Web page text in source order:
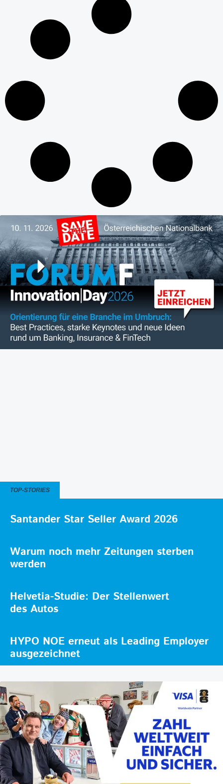
TOP-STORIES
Santander Star Seller Award 2026
Warum noch mehr Zeitungen sterben
werden
Helvetia-Studie: Der Stellenwert
des Autos
HYPO NOE erneut als Leading Employer
ausgezeichnet